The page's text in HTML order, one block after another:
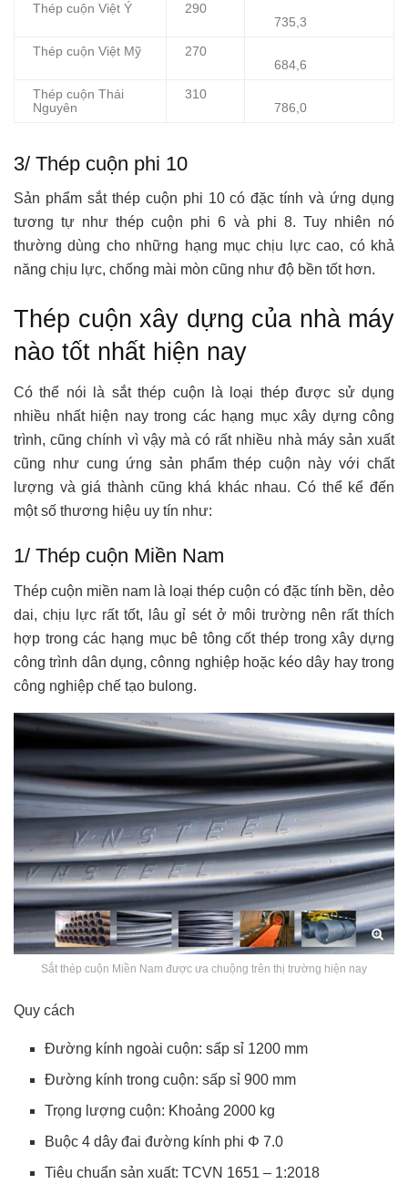
Thép cuộn Việt Ý
290
735,3
Thép cuộn Việt Mỹ
270
684,6
Thép cuộn Thái
Nguyên
310
786,0
3/ Thép cuộn phi 10
Sản phẩm sắt thép cuộn phi 10 có đặc tính và ứng dụng
tương tự như thép cuộn phi 6 và phi 8. Tuy nhiên nó
thường dùng cho những hạng mục chịu lực cao, có khả
năng chịu lực, chống mài mòn cũng như độ bền tốt hơn.
Thép cuộn xây dựng của nhà máy
nào tốt nhất hiện nay
Có thể nói là sắt thép cuộn là loại thép được sử dụng
nhiều nhất hiện nay trong các hạng mục xây dựng công
trình, cũng chính vì vậy mà có rất nhiều nhà máy sản xuất
cũng như cung ứng sản phẩm thép cuộn này với chất
lượng và giá thành cũng khá khác nhau. Có thể kể đến
một số thương hiệu uy tín như:
1/ Thép cuộn Miền Nam
Thép cuộn miền nam là loại thép cuộn có đặc tính bền, dẻo
dai, chịu lực rất tốt, lâu gỉ sét ở môi trường nên rất thích
hợp trong các hạng mục bê tông cốt thép trong xây dựng
công trình dân dụng, cônng nghiệp hoặc kéo dây hay trong
công nghiệp chế tạo bulong.
Sắt thép cuộn Miền Nam được ưa chuộng trên thị trường hiện nay
Quy cách
Đường kính ngoài cuộn: sấp sỉ 1200 mm
Đường kính trong cuộn: sấp sỉ 900 mm
Trọng lượng cuộn: Khoảng 2000 kg
Buộc 4 dây đai đường kính phi Φ 7.0
Tiêu chuẩn sản xuất: TCVN 1651 – 1:2018